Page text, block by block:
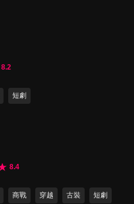
8.2
短劇
8.4
商戰 穿越 古裝 短劇